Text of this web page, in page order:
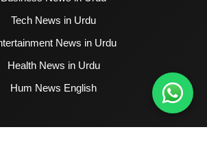
Tech News in Urdu
News in Urdu
Health News in Urdu
Hum News English